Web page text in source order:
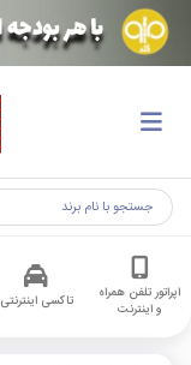
اپراتور تلفن همراه
و اینترنت
تاکسی اینترنتی